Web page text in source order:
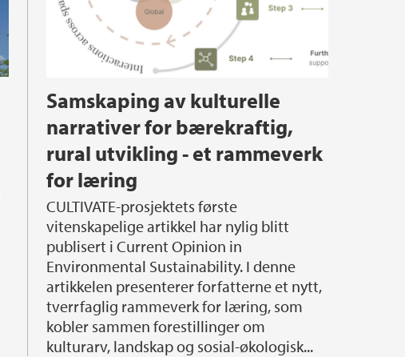
Samskaping av kulturelle
narrativer for bærekraftig,
rural utvikling - et rammeverk
for læring
CULTIVATE-prosjektets første
vitenskapelige artikkel har nylig blitt
publisert i Current Opinion in
Environmental Sustainability. I denne
artikkelen presenterer forfatterne et nytt,
tverrfaglig rammeverk for læring, som
kobler sammen forestillinger om
kulturarv, landskap og sosial-økologisk...